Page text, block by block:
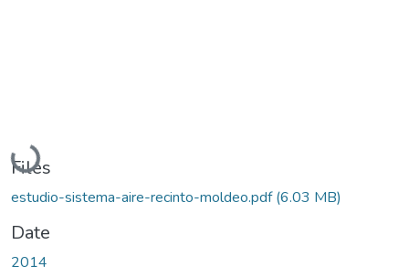
Loading...
Files
estudio-sistema-aire-recinto-moldeo.pdf(6.03 MB)
Date
2014